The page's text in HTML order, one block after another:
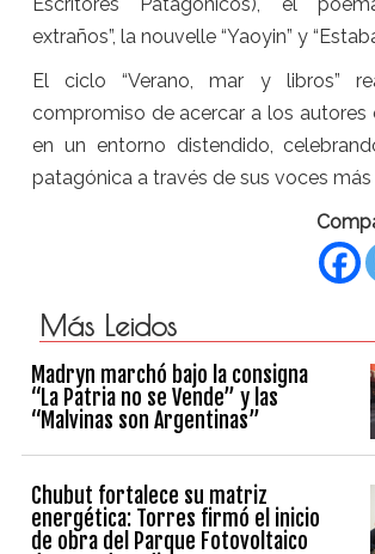
extraños”, la nouvelle “Yaoyin” y
El ciclo “Verano, mar y libros”
compromiso de acercar a los autores
en un entorno distendido,
patagónica a través de sus voces
Más Leidos
Madryn marchó bajo la consigna
“La Patria no se Vende” y las
“Malvinas son Argentinas”
Chubut fortalece su matriz
energética: Torres firmó el inicio
de obra del Parque Fotovoltaico